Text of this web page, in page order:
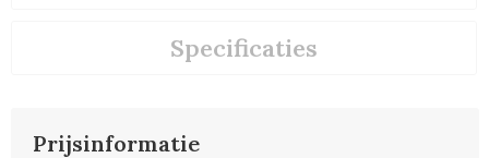
Specificaties
Prijsinformatie